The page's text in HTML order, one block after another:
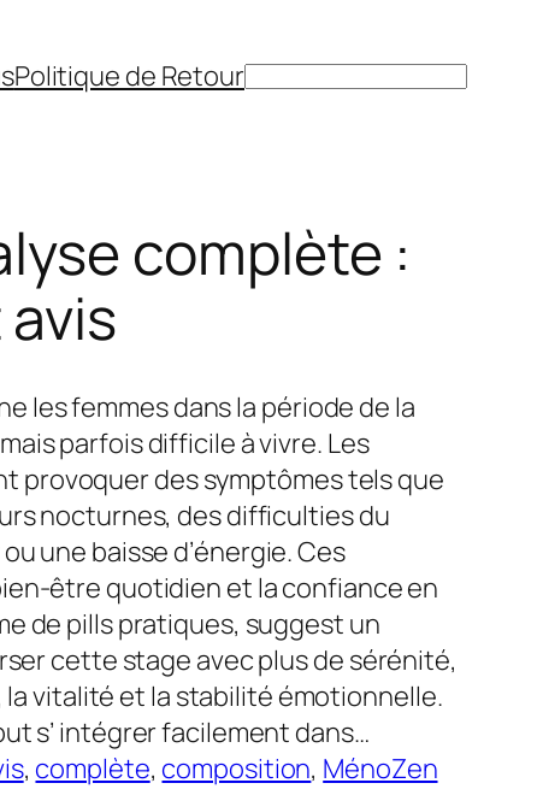
Politique de RetourRechercher
complète :
les femmes dans la période de la
parfois difficile à vivre. Les
provoquer des symptômes tels que
nocturnes, des difficulties du
une baisse d’énergie. Ces
être quotidien et la confiance en
de pills pratiques, suggest un
cette stage avec plus de sérénité,
vitalité et la stabilité émotionnelle.
s’ intégrer facilement dans…
, complète, composition, MénoZen